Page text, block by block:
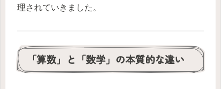
理されていきました。
「算数」と「数学」の本質的な違い